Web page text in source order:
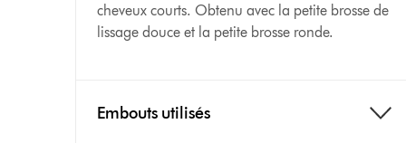
cheveux courts. Obtenu avec la petite brosse de
lissage douce et la petite brosse ronde.
Embouts utilisés